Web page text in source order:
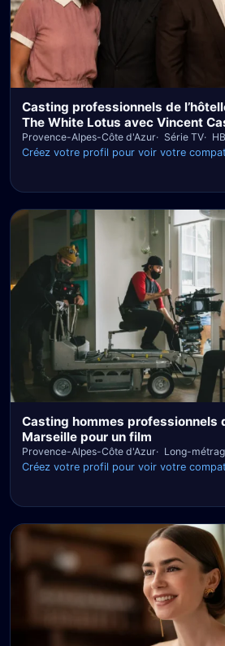
Casting professionnels de
The White Lotus avec Vincent
Provence-Alpes-Côte d'Azur Série TV
Créez votre profil pour voir votre
Casting hommes professionnels
Marseille pour un film
Provence-Alpes-Côte d'Azur Long-
Créez votre profil pour voir votre